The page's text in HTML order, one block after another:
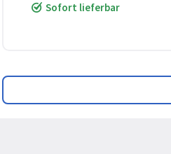
Sofort lieferbar